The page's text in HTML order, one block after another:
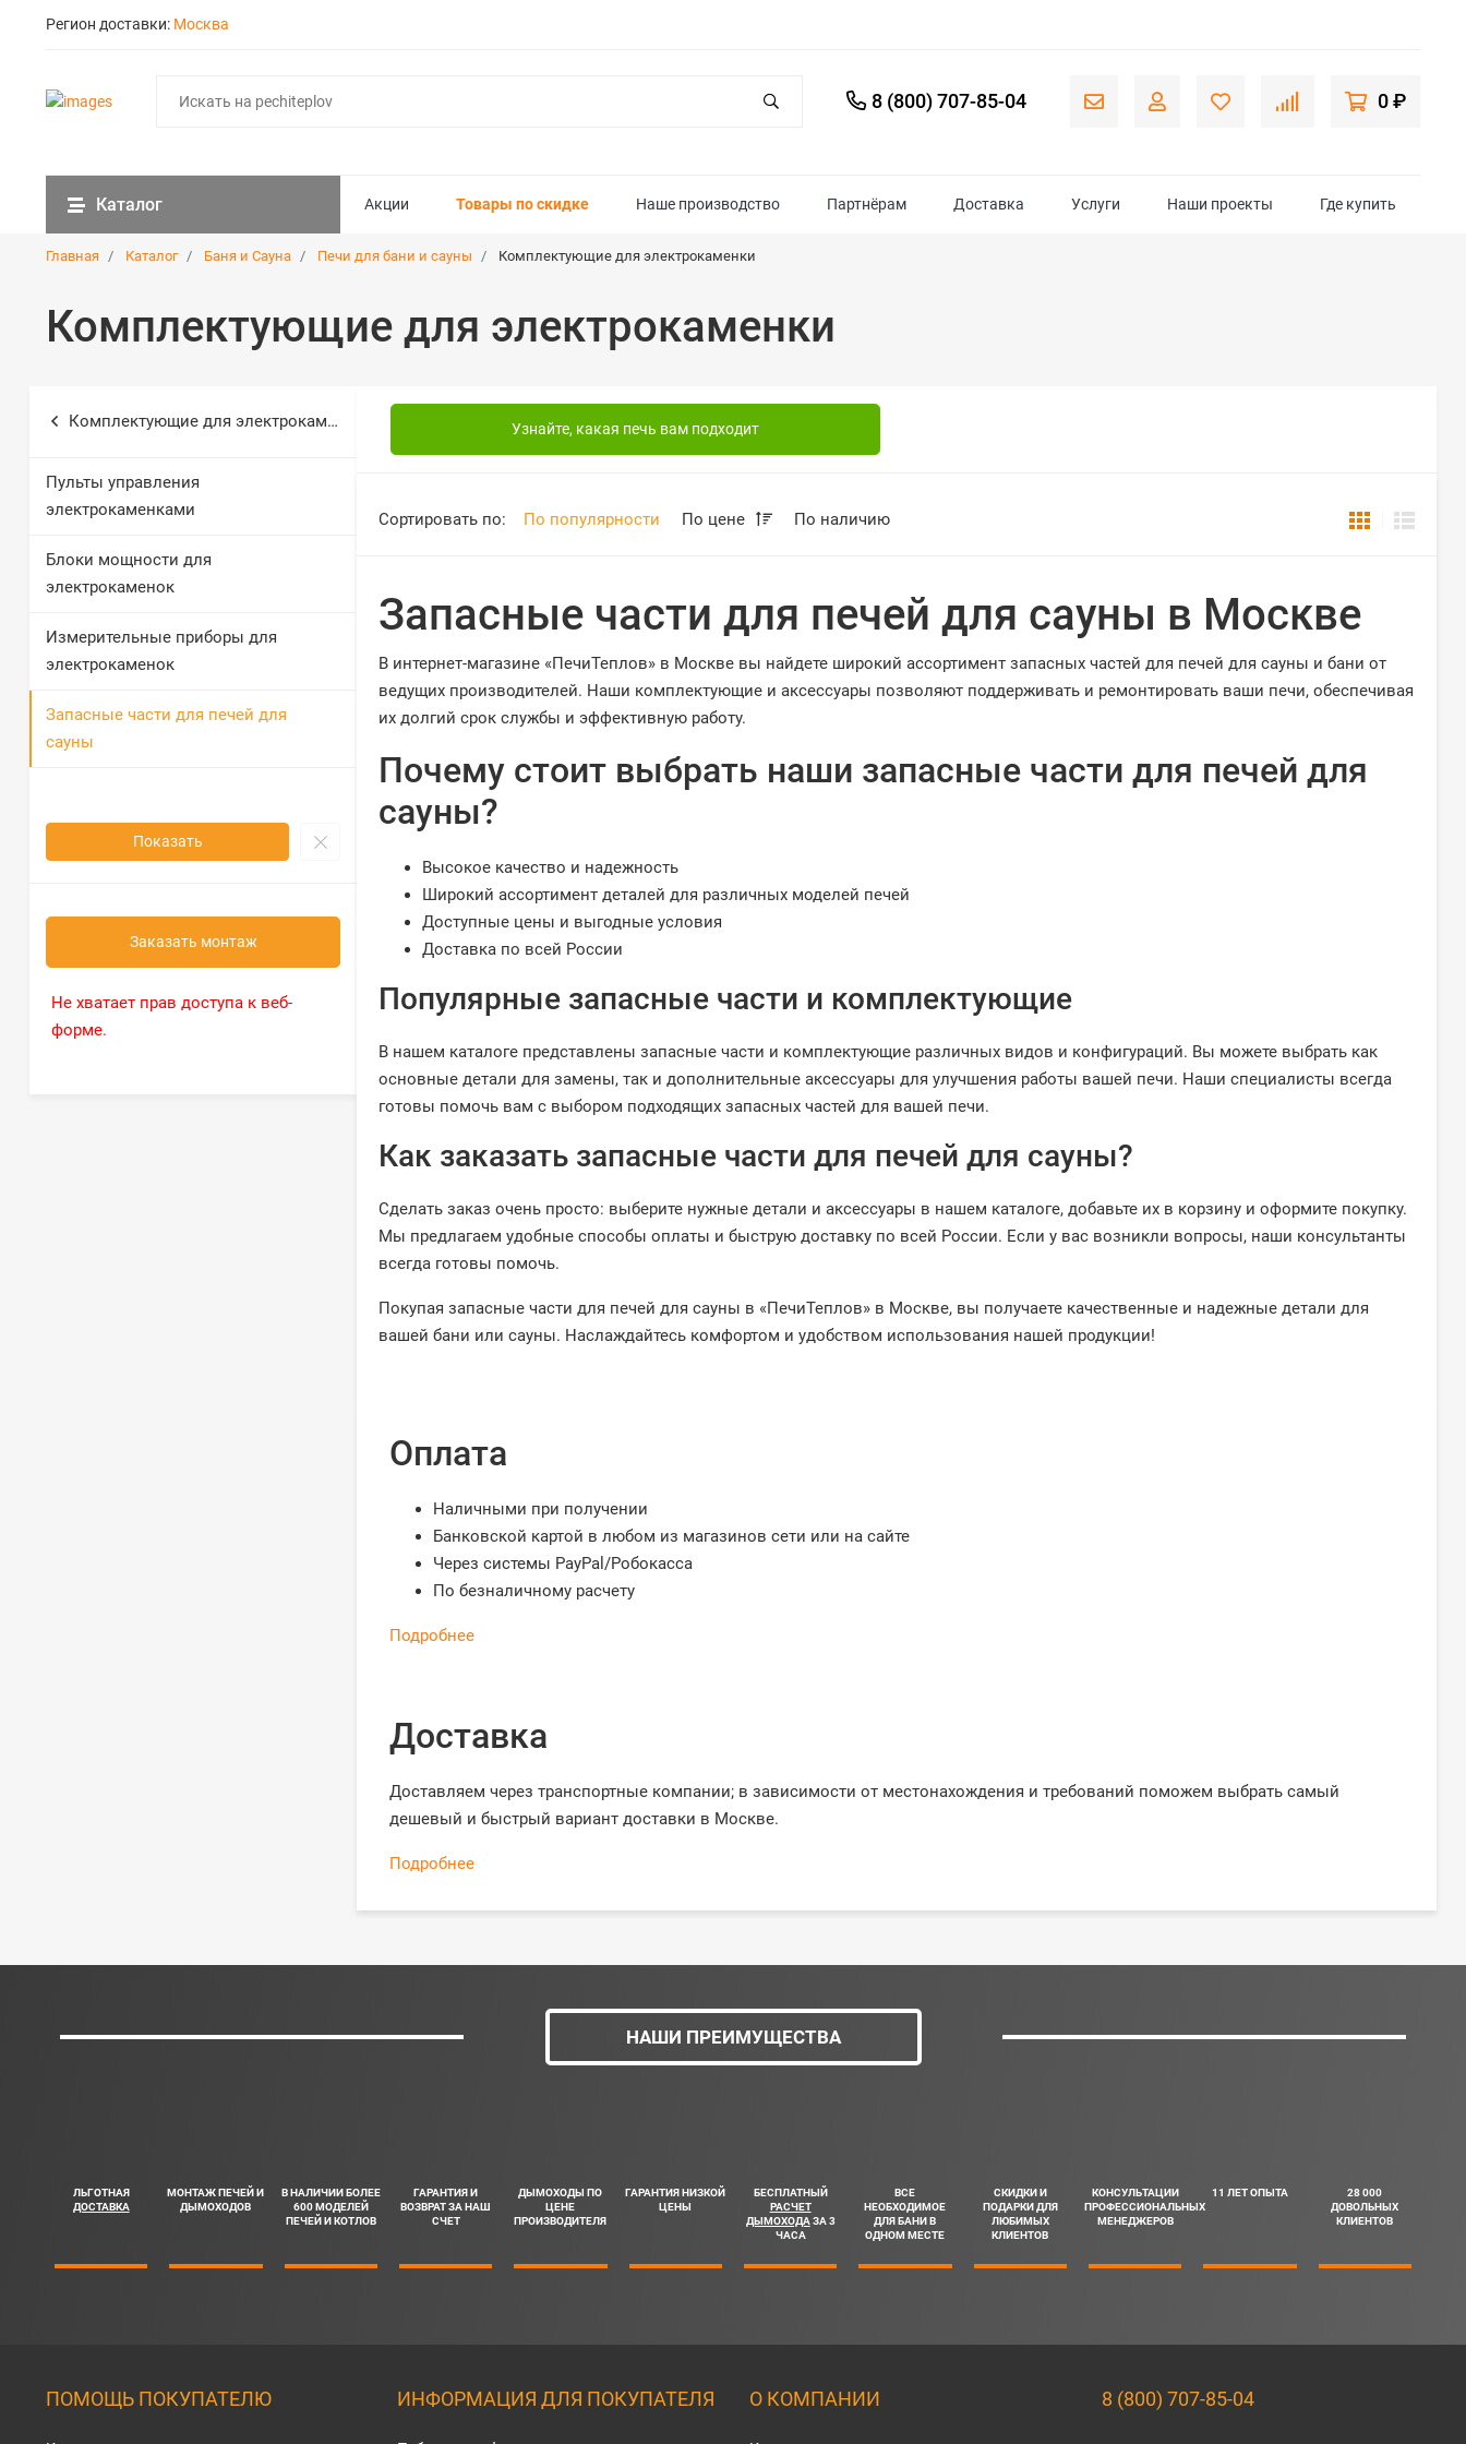
Регион доставки: Москва
8 (800) 707-85-04 0 ₽
Каталог Акции Товары по скидке Наше производство Партнёрам Доставка Услуги Наши проекты Где купить
Главная Каталог Баня и Сауна Печи для бани и сауны Комплектующие для электрокаменки
Комплектующие для электрокаменки
Комплектующие для электрокаменки
Пульты управления
электрокаменками
Блоки мощности для
электрокаменок
Измерительные приборы для
электрокаменок
Запасные части для печей для
сауны
Показать
Заказать монтаж
Не хватает прав доступа к веб-
форме.
Узнайте, какая печь вам подходит
Сортировать по: По популярности По цене По наличию
Запасные части для печей для сауны в Москве
В интернет-магазине «ПечиТеплов» в Москве вы найдете широкий ассортимент запасных частей для печей для сауны и бани от
ведущих производителей. Наши комплектующие и аксессуары позволяют поддерживать и ремонтировать ваши печи, обеспечивая
их долгий срок службы и эффективную работу.
Почему стоит выбрать наши запасные части для печей для
сауны?
Высокое качество и надежность
Широкий ассортимент деталей для различных моделей печей
Доступные цены и выгодные условия
Доставка по всей России
Популярные запасные части и комплектующие
В нашем каталоге представлены запасные части и комплектующие различных видов и конфигураций. Вы можете выбрать как
основные детали для замены, так и дополнительные аксессуары для улучшения работы вашей печи. Наши специалисты всегда
готовы помочь вам с выбором подходящих запасных частей для вашей печи.
Как заказать запасные части для печей для сауны?
Сделать заказ очень просто: выберите нужные детали и аксессуары в нашем каталоге, добавьте их в корзину и оформите покупку.
Мы предлагаем удобные способы оплаты и быструю доставку по всей России. Если у вас возникли вопросы, наши консультанты
всегда готовы помочь.
Покупая запасные части для печей для сауны в «ПечиТеплов» в Москве, вы получаете качественные и надежные детали для
вашей бани или сауны. Наслаждайтесь комфортом и удобством использования нашей продукции!
Оплата
Наличными при получении
Банковской картой в любом из магазинов сети или на сайте
Через системы PayPal/Робокасса
По безналичному расчету
Подробнее
Доставка
Доставляем через транспортные компании; в зависимости от местонахождения и требований поможем выбрать самый
дешевый и быстрый вариант доставки в Москве.
Подробнее
НАШИ ПРЕИМУЩЕСТВА
ЛЬГОТНАЯ
ДОСТАВКА
МОНТАЖ ПЕЧЕЙ И
ДЫМОХОДОВ
В НАЛИЧИИ БОЛЕЕ
600 МОДЕЛЕЙ
ПЕЧЕЙ И КОТЛОВ
ГАРАНТИЯ И
ВОЗВРАТ ЗА НАШ
СЧЕТ
ДЫМОХОДЫ ПО
ЦЕНЕ
ПРОИЗВОДИТЕЛЯ
ГАРАНТИЯ НИЗКОЙ
ЦЕНЫ
БЕСПЛАТНЫЙ
РАСЧЕТ
ДЫМОХОДАЗА 3
ЧАСА
ВСЕ
НЕОБХОДИМОЕ
ДЛЯ БАНИ В
ОДНОМ МЕСТЕ
СКИДКИ И
ПОДАРКИ ДЛЯ
ЛЮБИМЫХ
КЛИЕНТОВ
КОНСУЛЬТАЦИИ
ПРОФЕССИОНАЛЬНЫХ
МЕНЕДЖЕРОВ
11 ЛЕТ ОПЫТА
28 000
ДОВОЛЬНЫХ
КЛИЕНТОВ
ПОМОЩЬ ПОКУПАТЕЛЮ ИНФОРМАЦИЯ ДЛЯ ПОКУПАТЕЛЯ О КОМПАНИИ 8 (800) 707-85-04